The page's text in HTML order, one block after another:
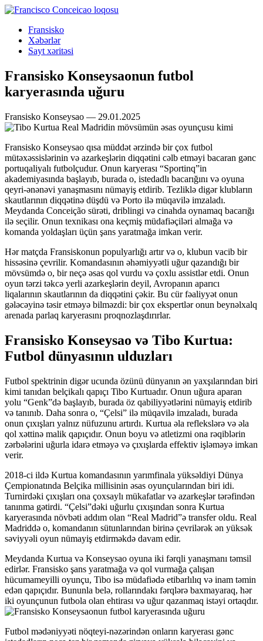
Fransisko
Xəbərlər
Sayt xəritəsi
Fransisko Konseysaonun futbol
karyerasında uğuru
Fransisko Konseysao — 29.01.2025
Fransisko Konseysao qısa müddət ərzində bir çox futbol
mütəxəssislərinin və azarkeşlərin diqqətini cəlb etməyi bacaran gənc
portuqaliyalı futbolçudur. Onun karyerası “Sportinq”in
akademiyasında başlayıb, burada o, istedadlı bacarığını və oyuna
qeyri-ənənəvi yanaşmasını nümayiş etdirib. Tezliklə digər klubların
skautlarının diqqətinə düşdü və Porto ilə müqavilə imzaladı.
Meydanda Conceição sürəti, driblingi və cinahda oynamaq bacarığı
ilə seçilir. Onun texnikası ona keçmiş müdafiəçiləri almağa və
komanda yoldaşları üçün şans yaratmağa imkan verir.
Hər matçda Fransiskonun populyarlığı artır və o, klubun vacib bir
hissəsinə çevrilir. Komandasının əhəmiyyətli uğur qazandığı bir
mövsümdə o, bir neçə əsas qol vurdu və çoxlu assistlər etdi. Onun
oyun tərzi təkcə yerli azarkeşlərin deyil, Avropanın aparıcı
liqalarının skautlarının da diqqətini çəkir. Bu cür fəaliyyət onun
gələcəyinə təsir etməyə bilməzdi: bir çox ekspertlər onun beynəlxalq
arenada parlaq karyerasını proqnozlaşdırırlar.
Fransisko Konseysao və Tibo Kurtua:
Futbol dünyasının ulduzları
Futbol spektrinin digər ucunda özünü dünyanın ən yaxşılarından biri
kimi tanıdan belçikalı qapıçı Tibo Kurtuadır. Onun uğura aparan
yolu “Genk”də başlayıb, burada öz qabiliyyətlərini nümayiş etdirib
və tanınıb. Daha sonra o, “Çelsi” ilə müqavilə imzaladı, burada
onun çıxışları yalnız nüfuzunu artırdı. Kurtua əla reflekslərə və əla
qol xəttinə malik qapıçıdır. Onun boyu və atletizmi ona rəqiblərin
zərbələrini uğurla idarə etməyə və çıxışlarda effektiv işləməyə imkan
verir.
2018-ci ildə Kurtua komandasının yarımfinala yüksəldiyi Dünya
Çempionatında Belçika millisinin əsas oyunçularından biri idi.
Turnirdəki çıxışları ona çoxsaylı mükafatlar və azarkeşlər tərəfindən
tanınma gətirdi. “Çelsi”dəki uğurlu çıxışından sonra Kurtua
karyerasında növbəti addım olan “Real Madrid”ə transfer oldu. Real
Madriddə o, komandanın sütunlarından birinə çevrilərək ən yüksək
səviyyəli oyun nümayiş etdirməkdə davam edir.
Meydanda Kurtua və Konseysao oyuna iki fərqli yanaşmanı təmsil
edirlər. Fransisko şans yaratmağa və qol vurmağa çalışan
hücumameyilli oyunçu, Tibo isə müdafiədə etibarlılıq və inam təmin
edən qapıçıdır. Bununla belə, rollarındakı fərqlərə baxmayaraq, hər
iki oyunçunun futbola olan ehtirası və uğur qazanmaq istəyi ortaqdır.
Futbol mədəniyyəti nöqteyi-nəzərindən onların karyerası gənc